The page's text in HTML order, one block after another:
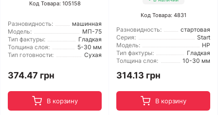
Код Товара: 105158
Разновидность:
машинная
Модель:
МП-75
Тип фактуры:
Гладкая
Толщина слоя:
5-30 мм
Тип готовности:
Сухая
374.47 грн
В корзину
Код Товара: 4831
Разновидность:
стартовая
Серия:
Start
Модель:
HP
Тип фактуры:
Гладкая
Толщина слоя:
10-30 мм
314.13 грн
В корзину